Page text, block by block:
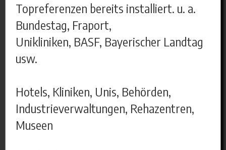
Topreferenzen bereits installiert. u. a.
Bundestag, Fraport,
Unikliniken, BASF, Bayerischer Landtag
usw.
Hotels, Kliniken, Unis, Behörden,
Industrieverwaltungen, Rehazentren,
Museen